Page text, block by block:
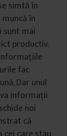
simtă în
în
sunt mai
productiv.
fac
Dar unul
informații
noi
că